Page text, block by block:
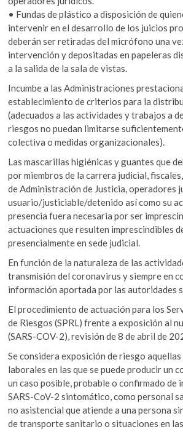
• Fundas de plástico a disposición de
intervenir en el desarrollo de los juicios
deberán ser retiradas del micrófono una
intervención y depositadas en papeleras
a la salida de la sala de vistas.
Incumbe a las Administraciones
establecimiento de criterios para la
(adecuados a las actividades y trabajos a
riesgos no puedan limitarse
colectiva o medidas organizacionales).
Las mascarillas higiénicas y guantes que
por miembros de la carrera judicial,
de Administración de Justicia, operadores
usuario/justiciable/detenido así como su
presencia fuera necesaria por ser
actuaciones que resulten imprescindibles
presencialmente en sede judicial.
En función de la naturaleza de las
transmisión del coronavirus y siempre en
información aportada por las autoridades
El procedimiento de actuación para los
de Riesgos (SPRL) frente a exposición al
(SARS-COV-2), revisión de 8 de abril de
Se considera exposición de riesgo
laborales en las que se puede producir un
un caso posible, probable o confirmado de
SARS-CoV-2 sintomático, como personal
no asistencial que atiende a una persona
de transporte sanitario o situaciones en